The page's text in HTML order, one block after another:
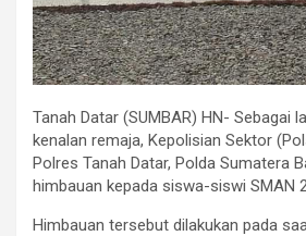
Tanah Datar (SUMBAR) HN- Sebagai
kenalan remaja, Kepolisian Sektor
Polres Tanah Datar, Polda Sumatera
himbauan kepada siswa-siswi SMAN
Himbauan tersebut dilakukan pada